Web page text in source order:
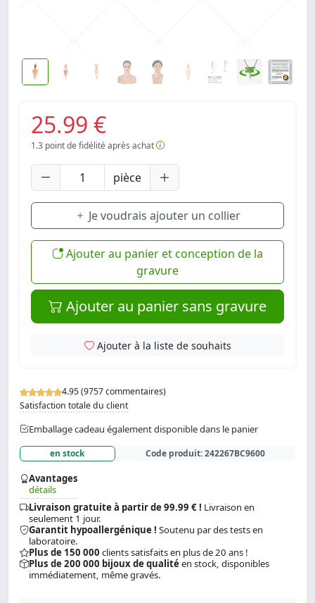
4.95 (9757 commentaires)
Satisfaction totale du client
Emballage cadeau également disponible dans le panier
en stock Code produit:242267BC9600
Avantages
détails
Livraison gratuite à partir de 99.99 € ! Livraison en
seulement 1 jour.
Garantit hypoallergénique ! Soutenu par des tests en
laboratoire.
Plus de 150 000 clients satisfaits en plus de 20 ans !
Plus de 200 000 bijoux de qualitéen stock, disponibles
immédiatement, même gravés.
25.99 €
1.3 point de fidélité après achat
pièce
Je voudrais ajouter un collier
Ajouter au panier et conception de la
gravure
Ajouter au panier sans gravure
Ajouter à la liste de souhaits